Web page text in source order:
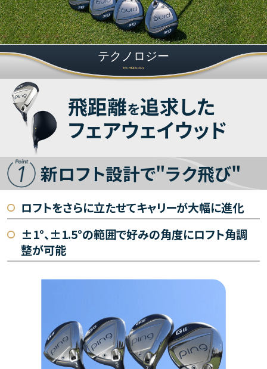
テクノロジー
TECHNOLOGY
飛距離を追求した
フェアウェイウッド
新ロフト設計で"ラク飛び"
ロフトをさらに立たせてキャリーが大幅に進化
±1°、±1.5°の範囲で好みの角度にロフト角調
整が可能